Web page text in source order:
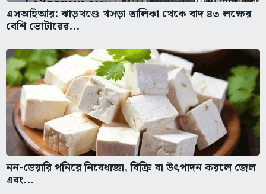
এসআইআর: ঝাড়খণ্ডে খসড়া তালিকা থেকে বাদ ৪৩ লক্ষের
বেশি ভোটারের...
নন-ডেয়ারি পনিরে নিষেধাজ্ঞা, বিক্রি বা উৎপাদন করলে জেল
এবং...